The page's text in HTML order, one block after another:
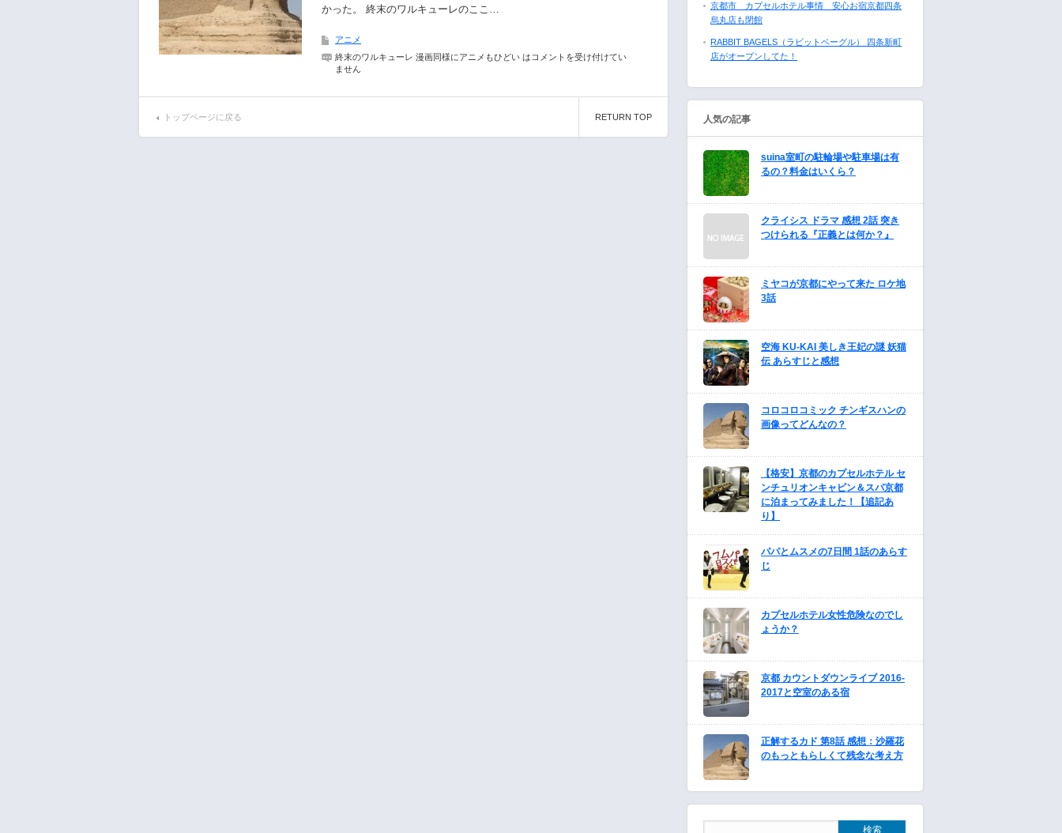
かった。 終末のワルキューレのここ…
アニメ
終末のワルキューレ 漫画同様にアニメもひどい は コメントを受け付けてい
ません
トップページに戻る RETURN TOP
京都市 カプセルホテル事情 安心お宿京都四条
烏丸店も閉館
RABBIT BAGELS（ラビットベーグル） 四条新町
店がオープンしてた！
人気の記事
suina室町の駐輪場や駐車場は有
るの？料金はいくら？
クライシス ドラマ 感想 2話 突き
つけられる『正義とは何か？』
ミヤコが京都にやって来た ロケ地
3話
空海 KU-KAI 美しき王妃の謎 妖猫
伝 あらすじと感想
コロコロコミック チンギスハンの
画像ってどんなの？
【格安】京都のカプセルホテル セ
ンチュリオンキャビン＆スパ京都
に泊まってみました！【追記あ
り】
パパとムスメの7日間 1話のあらす
じ
カプセルホテル女性危険なのでし
ょうか？
京都 カウントダウンライブ 2016-
2017と空室のある宿
正解するカド 第8話 感想：沙羅花
のもっともらしくて残念な考え方